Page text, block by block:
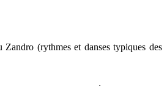
(rythmes et danses typiques des